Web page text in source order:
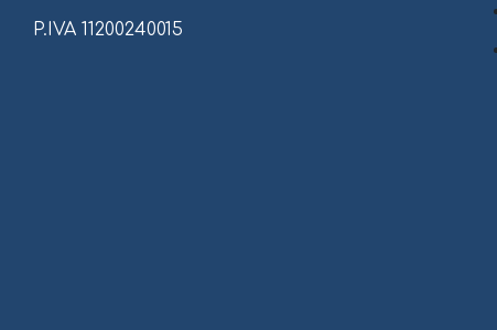
P.IVA 11200240015